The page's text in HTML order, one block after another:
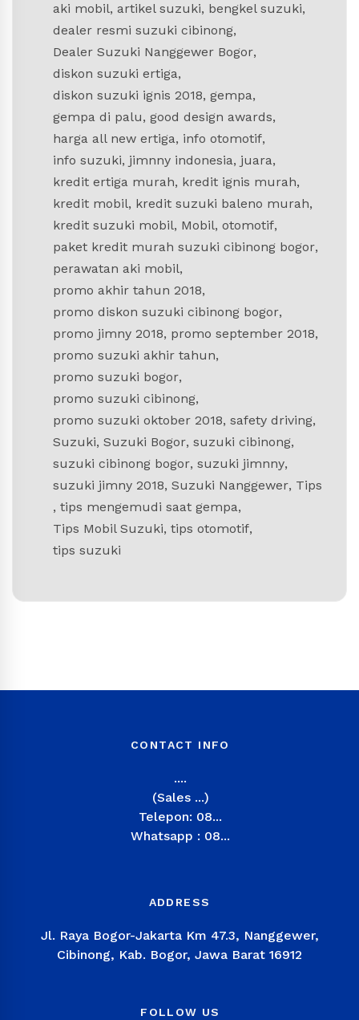
aki mobil, artikel suzuki, bengkel suzuki,
dealer resmi suzuki cibinong,
Dealer Suzuki Nanggewer Bogor,
diskon suzuki ertiga,
diskon suzuki ignis 2018, gempa,
gempa di palu, good design awards,
harga all new ertiga, info otomotif,
info suzuki, jimnny indonesia, juara,
kredit ertiga murah, kredit ignis murah,
kredit mobil, kredit suzuki baleno murah,
kredit suzuki mobil, Mobil, otomotif,
paket kredit murah suzuki cibinong bogor,
perawatan aki mobil,
promo akhir tahun 2018,
promo diskon suzuki cibinong bogor,
promo jimny 2018, promo september 2018,
promo suzuki akhir tahun,
promo suzuki bogor,
promo suzuki cibinong,
promo suzuki oktober 2018, safety driving,
Suzuki, Suzuki Bogor, suzuki cibinong,
suzuki cibinong bogor, suzuki jimnny,
suzuki jimny 2018, Suzuki Nanggewer, Tips
, tips mengemudi saat gempa,
Tips Mobil Suzuki, tips otomotif,
tips suzuki
CONTACT INFO
....
(Sales ...)
Telepon: 08...
Whatsapp : 08...
ADDRESS
Jl. Raya Bogor-Jakarta Km 47.3, Nanggewer,
Cibinong, Kab. Bogor, Jawa Barat 16912
FOLLOW US